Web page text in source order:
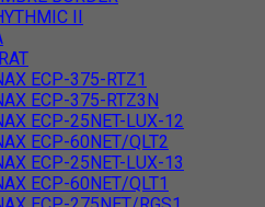
II
ECP-375-RTZ1
ECP-375-RTZ3N
ECP-25NET-LUX-12
ECP-60NET/QLT2
ECP-25NET-LUX-13
ECP-60NET/QLT1